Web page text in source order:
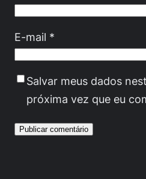
E-mail *
Salvar meus dados
próxima vez que eu